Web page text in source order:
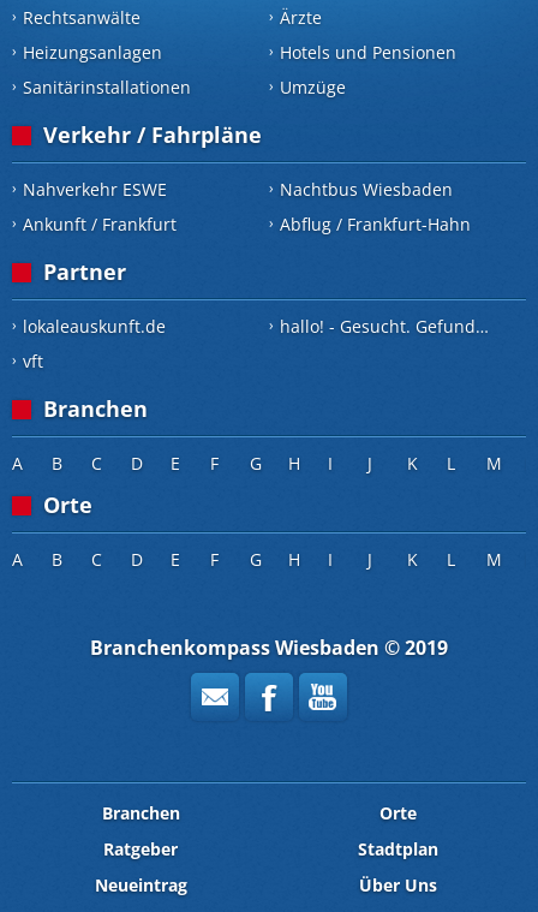
Rechtsanwälte Ärzte
Heizungsanlagen
Hotels und Pensionen
Sanitärinstallationen
Umzüge
Verkehr / Fahrpläne
Nahverkehr ESWE Nachtbus Wiesbaden
Ankunft / Frankfurt
Abflug / Frankfurt-Hahn
Partner
lokaleauskunft.de hallo! - Gesucht. Gefunden.
vft
Branchen
A B C D E F G H I J K L M
Orte
A B C D E F G H I J K L M
Branchenkompass Wiesbaden © 2019
Branchen
Orte
Ratgeber
Stadtplan
Neueintrag
Über Uns